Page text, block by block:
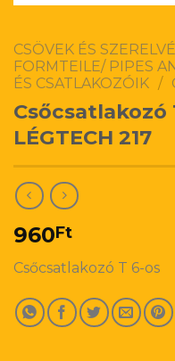
CSÖVEK ÉS
FORMTEILE/ PIPES
ÉS CSATLAKOZÓIK /
Csőcsatlakozó
LÉGTECH 217
960Ft
Csőcsatlakozó T 6-os